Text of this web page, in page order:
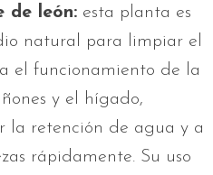
de león: esta planta es
natural para limpiar el
el funcionamiento de la
y el hígado,
la retención de agua y a
rápidamente. Su uso